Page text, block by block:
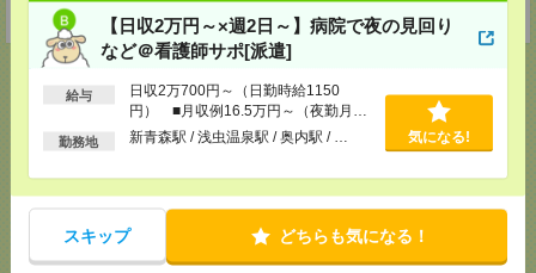
【日収2万円～×週2日～】病院で夜の見回り
など＠看護師サポ[派遣]
給与
日収2万700円～（日勤時給1150
円） ■月収例16.5万円～（夜勤月8
回勤務の場合）
勤務地 新青森駅 / 浅虫温泉駅 / 奥内駅 / … 気になる!
スキップ どちらも気になる！
★今ならご来社登録でQUOカード2000円分をプレゼント中★
応募ページへ
気になる！ 電話応募